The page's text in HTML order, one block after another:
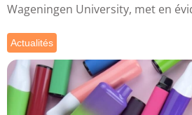
Wageningen University, met en
Actualités